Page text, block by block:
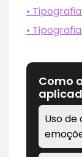
•
•
Como
Uso